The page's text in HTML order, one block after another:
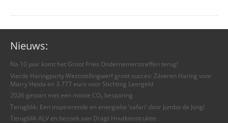
Nieuws:
Na 10 jaar komt het Groot Fries Ondernemerstreffen terug!
Vierde Haringparty Weststellingwerf groot succes: Zilveren Haring voor
Marry Heida en 3.777 euro voor Stichting Leergeld
2026 gestart met een mooie CO₂ besparing
Terugblik: Een inspirerende en energieke ‘safari’ door Jumbo de Jong!
Terugblik ALV en bezoek aan Dragt Houtkonstruktie